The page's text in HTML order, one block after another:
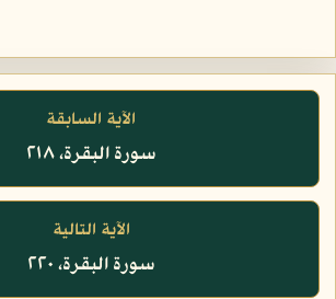
الآية السابقة
سورة البقرة، ٢١٨
الآية التالية
سورة البقرة، ٢٢٠